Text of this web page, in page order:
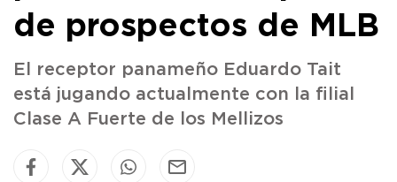
de prospectos de MLB
El receptor panameño Eduardo Tait
está jugando actualmente con la filial
Clase A Fuerte de los Mellizos